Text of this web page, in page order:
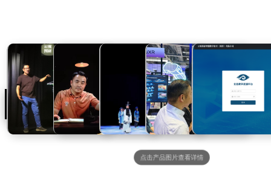
南师范大学合作的技术成果获得第四届高
校教师教学创新大赛全国一等奖。
立足中国成熟的产业体系和研发支撑，云
视图研的产品得以成功走向海外，目前云
视图研的产品渠道已触及东南亚、中亚、
中东、北非、南美等地区。
点击产品图片查看详情